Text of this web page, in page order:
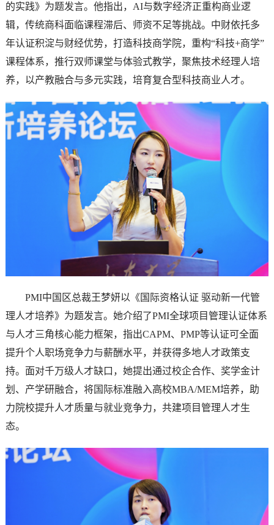
的实践》为题发言。他指出，AI与数字经济正重构商业逻
辑，传统商科面临课程滞后、师资不足等挑战。中财依托多
年认证积淀与财经优势，打造科技商学院，重构“科技+商学”
课程体系，推行双师课堂与体验式教学，聚焦技术经理人培
养，以产教融合与多元实践，培育复合型科技商业人才。
PMI中国区总裁王梦妍以《国际资格认证 驱动新一代管
理人才培养》为题发言。她介绍了PMI全球项目管理认证体系
与人才三角核心能力框架，指出CAPM、PMP等认证可全面
提升个人职场竞争力与薪酬水平，并获得多地人才政策支
持。面对千万级人才缺口，她提出通过校企合作、奖学金计
划、产学研融合，将国际标准融入高校MBA/MEM培养，助
力院校提升人才质量与就业竞争力，共建项目管理人才生
态。